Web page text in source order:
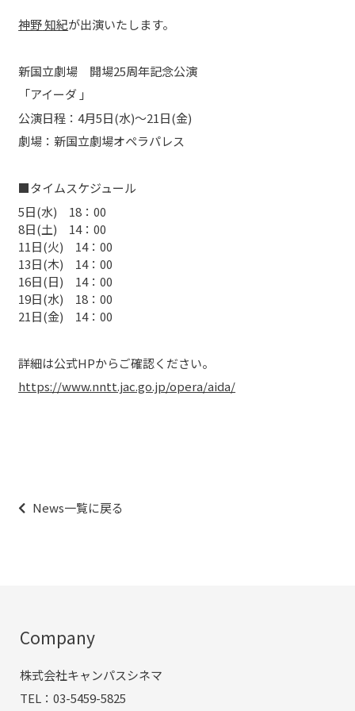
神野知紀が出演いたします。
新国立劇場 開場25周年記念公演
「アイーダ 」
公演日程：4月5日(水)〜21日(金)
劇場：新国立劇場オペラパレス
■タイムスケジュール
5日(水) 18：00
8日(土) 14：00
11日(火) 14：00
13日(木) 14：00
16日(日) 14：00
19日(水) 18：00
21日(金) 14：00
詳細は公式HPからご確認ください。
https://www.nntt.jac.go.jp/opera/aida/
ビ
News一覧に戻る
Company
株式会社キャンパスシネマ
TEL：03-5459-5825